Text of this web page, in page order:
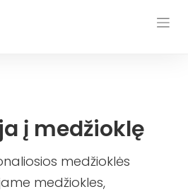
į medžioklę
medžioklės
medžiokles,